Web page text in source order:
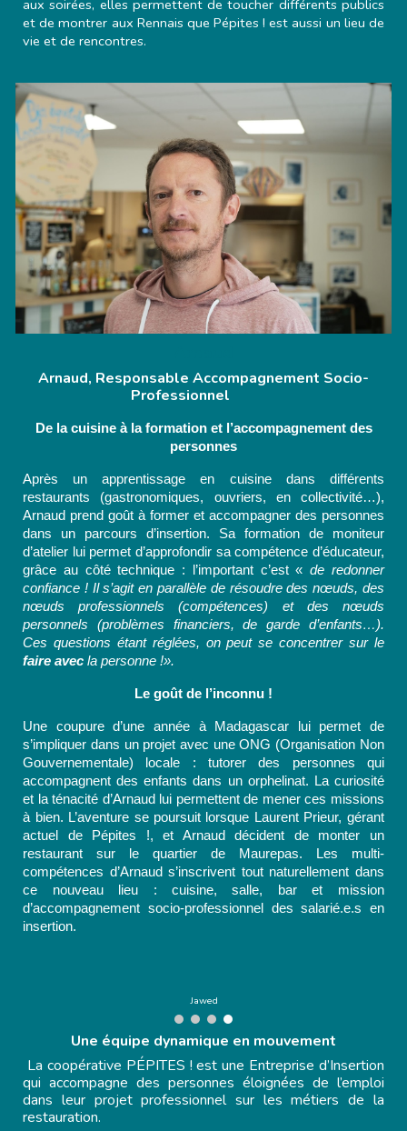
aux soirées, elles permettent de toucher différents publics
et de montrer aux Rennais que Pépites ! est aussi un lieu de
vie et de rencontres.
Arnaud, Responsable Accompagnement Socio-
Professionnel
De la cuisine à la formation et l’accompagnement des
personnes
Après un apprentissage en cuisine dans différents
restaurants (gastronomiques, ouvriers, en collectivité…),
Arnaud prend goût à former et accompagner des personnes
dans un parcours d’insertion. Sa formation de moniteur
d’atelier lui permet d’approfondir sa compétence d’éducateur,
grâce au côté technique : l’important c’est «de redonner
confiance ! Il s’agit en parallèle de résoudre des nœuds, des
nœuds professionnels (compétences) et des nœuds
personnels (problèmes financiers, de garde d’enfants…).
Ces questions étant réglées, on peut se concentrer sur le
faire avec la personne !».
Le goût de l’inconnu !
Une coupure d’une année à Madagascar lui permet de
s’impliquer dans un projet avec une ONG (Organisation Non
Gouvernementale) locale : tutorer des personnes qui
accompagnent des enfants dans un orphelinat. La curiosité
et la ténacité d’Arnaud lui permettent de mener ces missions
à bien. L’aventure se poursuit lorsque Laurent Prieur, gérant
actuel de Pépites !, et Arnaud décident de monter un
restaurant sur le quartier de Maurepas. Les multi-
compétences d’Arnaud s’inscrivent tout naturellement dans
ce nouveau lieu : cuisine, salle, bar et mission
d’accompagnement socio-professionnel des salarié.e.s en
insertion.
Grace
Une équipe dynamique en mouvement
La coopérative PÉPITES ! est une Entreprise d’Insertion
qui accompagne des personnes éloignées de l’emploi
dans leur projet professionnel sur les métiers de la
restauration.